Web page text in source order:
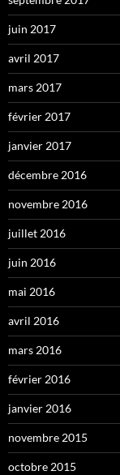
juin 2017
avril 2017
mars 2017
février 2017
janvier 2017
décembre 2016
novembre 2016
juillet 2016
juin 2016
mai 2016
avril 2016
mars 2016
février 2016
janvier 2016
novembre 2015
octobre 2015